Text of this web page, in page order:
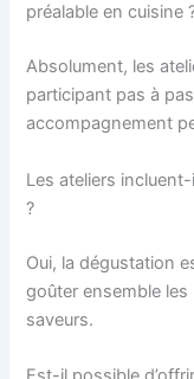
préalable en cuisine
Absolument, les
participant pas à
accompagnement
Les ateliers
?
Oui, la dégustation
goûter ensemble les
saveurs.